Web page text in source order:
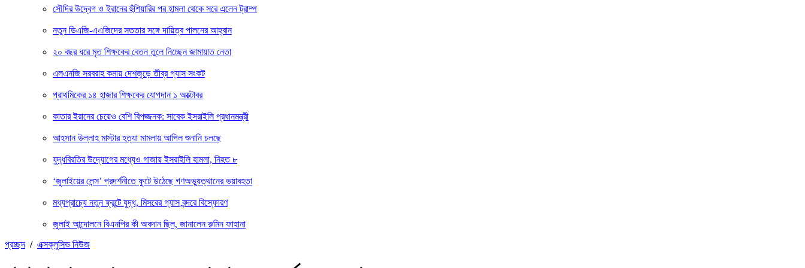
সৌদির উদ্বেগ ও ইরানের হুঁশিয়ারির পর হামলা থেকে সরে এলেন ট্রাম্প
নতুন ডিএজি-এএজিদের সততার সঙ্গে দায়িত্ব পালনের আহ্বান
২০ বছর ধরে মৃত শিক্ষকের বেতন তুলে নিচ্ছেন জামায়াত নেতা
এলএনজি সরবরাহ কমায় দেশজুড়ে তীব্র গ্যাস সংকট
প্রাথমিকের ১৪ হাজার শিক্ষকের যোগদান ১ অক্টোবর
কাতার ইরানের চেয়েও বেশি বিপজ্জনক: সাবেক ইসরাইলি প্রধানমন্ত্রী
আহসান উল্লাহ মাস্টার হত্যা মামলায় আপিল শুনানি চলছে
যুদ্ধবিরতির উদ্যোগের মধ্যেও গাজায় ইসরাইলি হামলা, নিহত ৮
‘জুলাইয়ের লেন্স’ প্রদর্শনীতে ফুটে উঠেছে গণঅভ্যুত্থানের ভয়াবহতা
মধ্যপ্রাচ্যে নতুন ফ্রন্টে যুদ্ধ, মিসরের গ্যাস বন্দরে বিস্ফোরণ
জুলাই আন্দোলনে বিএনপির কী অবদান ছিল, জানালেন রুমিন ফাহানা
প্রচ্ছদ / এক্সক্লুসিভ নিউজ